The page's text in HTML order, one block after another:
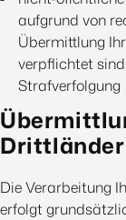
aufgrund von
Übermittlung
verpflichtet
Strafverfolgung
Drittländer
Die Verarbeitung
erfolgt